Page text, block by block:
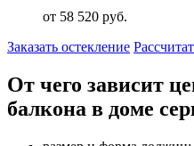
от 58 520 руб.
Заказать остекление
От чего зависит
балкона в доме